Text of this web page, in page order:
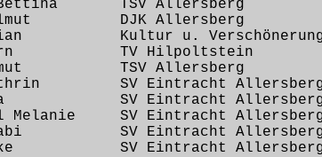
Bettina TSV Allersberg
DJK Allersberg
Kultur u.
Jörn TV Hilpoltstein
TSV Allersberg
SV Eintracht
SV Eintracht
Melanie SV Eintracht
SV Eintracht
SV Eintracht